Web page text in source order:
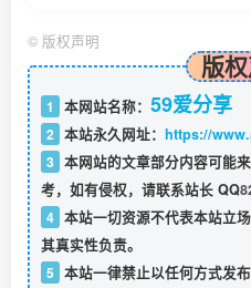
© 版权声明
版
1 本网站名称： 59爱分享
2 本站永久网址： https://
3 本网站的文章部分内容可能
考，如有侵权，请联系站长 QQ
4 本站一切资源不代表本站立
其真实性负责。
5 本站一律禁止以任何方式发